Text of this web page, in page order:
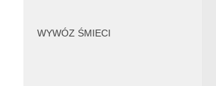
WYWÓZ ŚMIECI